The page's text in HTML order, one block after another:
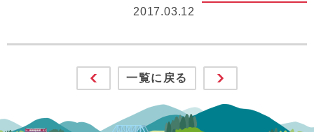
2017.03.12
一覧に戻る